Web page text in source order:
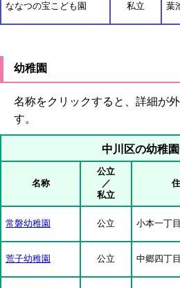
ななつの宝こども園 私立 葉
幼稚園
名称をクリックすると、詳細が
す。
中川区の幼稚
名称
公立
／
私立
常磐幼稚園 公立 小本一丁
荒子幼稚園 公立 中郷四丁